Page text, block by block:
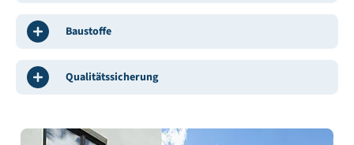
Baustoffe
Qualitätssicherung